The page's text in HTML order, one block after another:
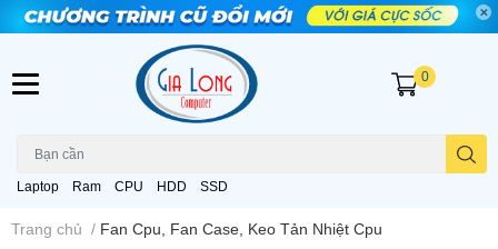
Laptop Ram CPU HDD SSD
0
Trang chủ / Fan Cpu, Fan Case, Keo Tản Nhiệt Cpu